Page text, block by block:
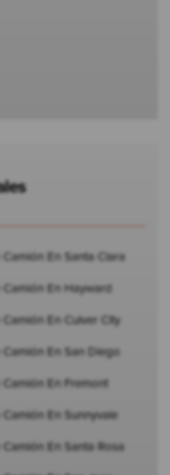
En Santa Clara
En Hayward
En Culver City
En San Diego
En Fremont
En Sunnyvale
En Santa Rosa